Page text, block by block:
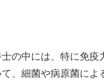
の中には、特に免疫
、細菌や病原菌によ